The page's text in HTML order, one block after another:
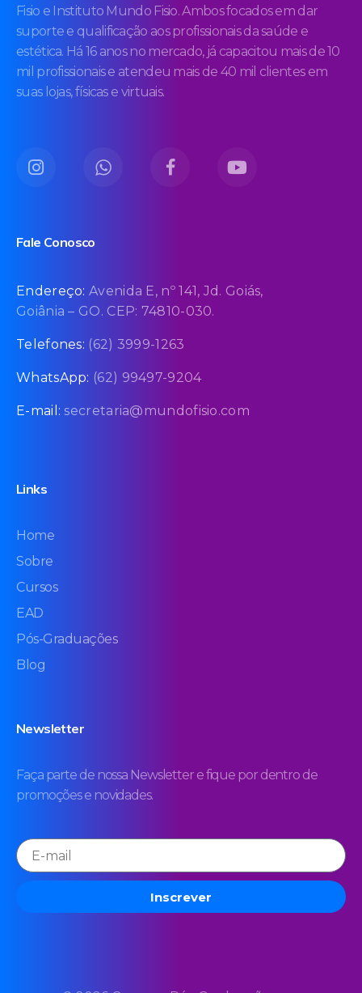
Fisio e Instituto Mundo Fisio. Ambos focados em dar
suporte e qualificação aos profissionais da saúde e
estética. Há 16 anos no mercado, já capacitou mais de 10
mil profissionais e atendeu mais de 40 mil clientes em
suas lojas, físicas e virtuais.
Fale Conosco
Endereço:Avenida E, nº 141, Jd. Goiás,
Goiânia – GO. CEP: 74810-030.
Telefones: (62) 3999-1263
WhatsApp: (62) 99497-9204
E-mail: secretaria@mundofisio.com
Links
Home
Sobre
Cursos
EAD
Pós-Graduações
Blog
Newsletter
Faça parte de nossa Newsletter e fique por dentro de
promoções e novidades.
Inscrever